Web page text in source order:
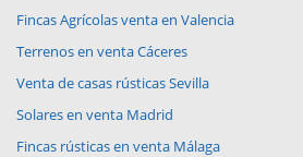
Fincas Agrícolas venta en Valencia
Terrenos en venta Cáceres
Venta de casas rústicas Sevilla
Solares en venta Madrid
Fincas rústicas en venta Málaga